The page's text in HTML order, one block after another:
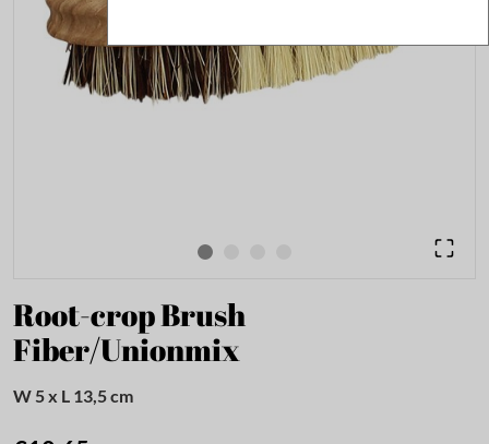
Root-crop Brush
Fiber/Unionmix
W 5 x L 13,5 cm